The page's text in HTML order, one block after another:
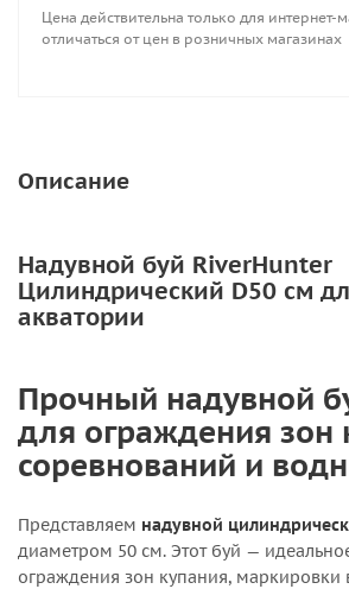
Цена действительна только для интернет-
отличаться от цен в розничных магазинах
Описание
Надувной буй RiverHunter
Цилиндрический D50 см
акватории
Прочный надувной
для ограждения зон
соревнований и
Представляем надувной
диаметром 50 см. Этот буй —
ограждения зон купания, маркировки